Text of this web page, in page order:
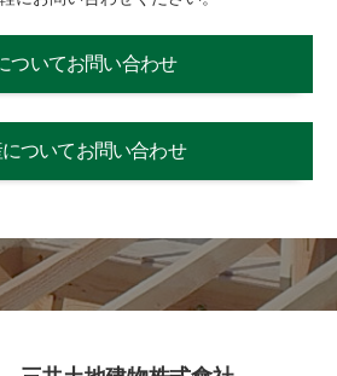
ついてお問い合わせ
ついてお問い合わせ